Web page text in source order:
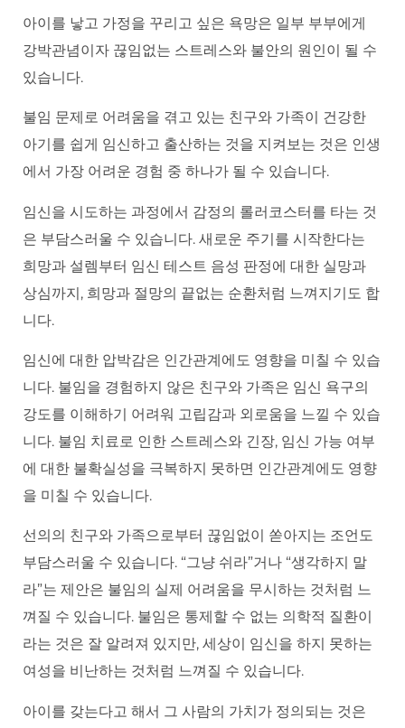
아이를 낳고 가정을 꾸리고 싶은 욕망은 일부 부부에게
강박관념이자 끊임없는 스트레스와 불안의 원인이 될 수
있습니다.
불임 문제로 어려움을 겪고 있는 친구와 가족이 건강한
아기를 쉽게 임신하고 출산하는 것을 지켜보는 것은 인생
에서 가장 어려운 경험 중 하나가 될 수 있습니다.
임신을 시도하는 과정에서 감정의 롤러코스터를 타는 것
은 부담스러울 수 있습니다. 새로운 주기를 시작한다는
희망과 설렘부터 임신 테스트 음성 판정에 대한 실망과
상심까지, 희망과 절망의 끝없는 순환처럼 느껴지기도 합
니다.
임신에 대한 압박감은 인간관계에도 영향을 미칠 수 있습
니다. 불임을 경험하지 않은 친구와 가족은 임신 욕구의
강도를 이해하기 어려워 고립감과 외로움을 느낄 수 있습
니다. 불임 치료로 인한 스트레스와 긴장, 임신 가능 여부
에 대한 불확실성을 극복하지 못하면 인간관계에도 영향
을 미칠 수 있습니다.
선의의 친구와 가족으로부터 끊임없이 쏟아지는 조언도
부담스러울 수 있습니다. “그냥 쉬라”거나 “생각하지 말
라”는 제안은 불임의 실제 어려움을 무시하는 것처럼 느
껴질 수 있습니다. 불임은 통제할 수 없는 의학적 질환이
라는 것은 잘 알려져 있지만, 세상이 임신을 하지 못하는
여성을 비난하는 것처럼 느껴질 수 있습니다.
아이를 갖는다고 해서 그 사람의 가치가 정의되는 것은